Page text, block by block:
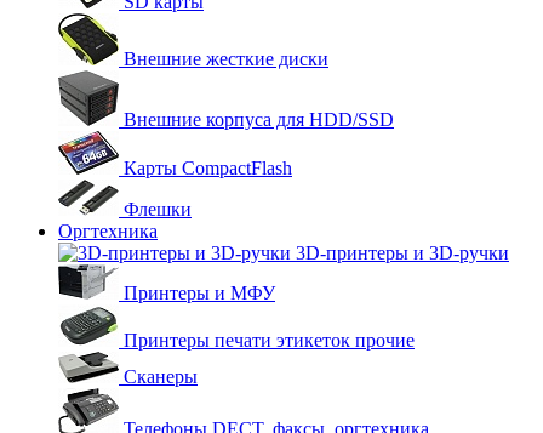
Внешние жесткие диски
Внешние корпуса для HDD/SSD
Карты CompactFlash
Флешки
Оргтехника
3D-принтеры и 3D-ручки
Принтеры и МФУ
Принтеры печати этикеток прочие
Сканеры
Телефоны DECT, факсы, оргтехника